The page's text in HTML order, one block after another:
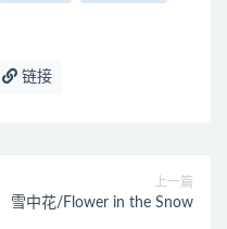
链接
上一篇
雪中花/Flower in the Snow